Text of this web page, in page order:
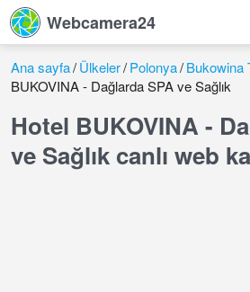
Webcamera24
Ana sayfa Ülkeler Polonya Bukowina
BUKOVINA - Dağlarda SPA ve Sağlık
Hotel BUKOVINA -
ve Sağlık canlı web